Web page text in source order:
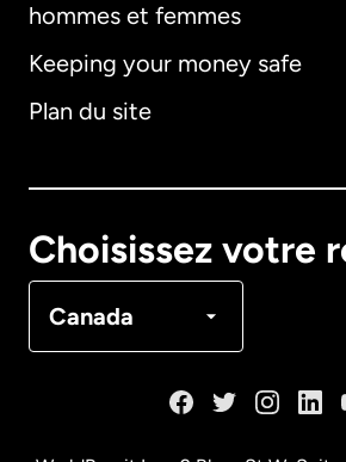
hommes et femmes
Keeping your money safe
Plan du site
Choisissez votre
Canada
Allemagne
Français